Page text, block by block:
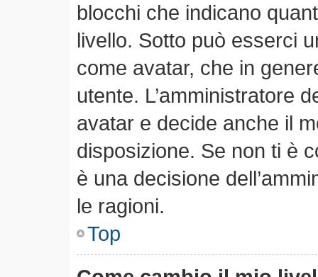
blocchi che indicano
livello. Sotto può esserci
come avatar, che in
utente. L’amministratore
avatar e decide anche il
disposizione. Se non ti è
è una decisione
le ragioni.
Top